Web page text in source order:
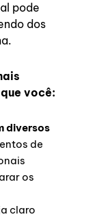
pode
dos
você:
diversos
de
os
claro